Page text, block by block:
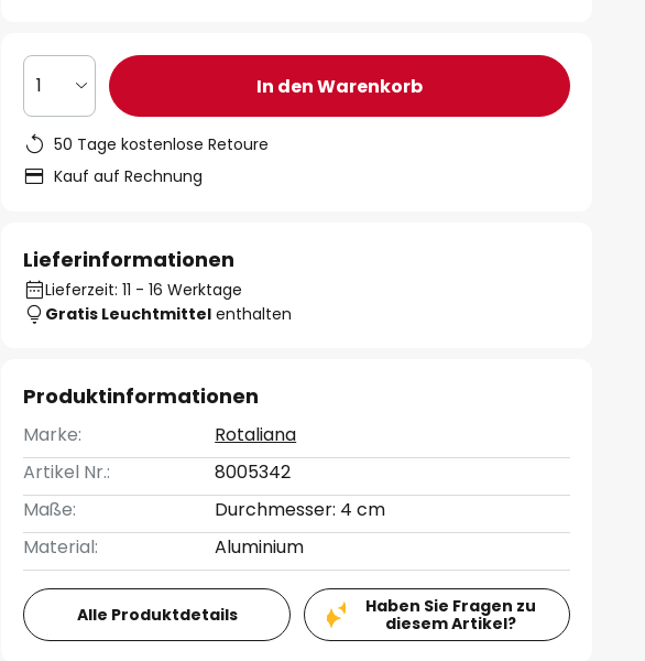
1 In den Warenkorb
50 Tage kostenlose Retoure
Kauf auf Rechnung
Lieferinformationen
Lieferzeit: 11 - 16 Werktage
Gratis Leuchtmittel enthalten
Produktinformationen
Marke:
Rotaliana
Artikel Nr.:
8005342
Maße:
Durchmesser: 4 cm
Material:
Aluminium
Alle Produktdetails
Haben Sie Fragen zu
diesem Artikel?